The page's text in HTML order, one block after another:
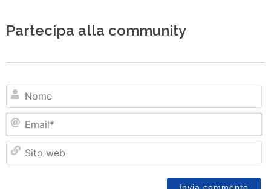
Partecipa alla community